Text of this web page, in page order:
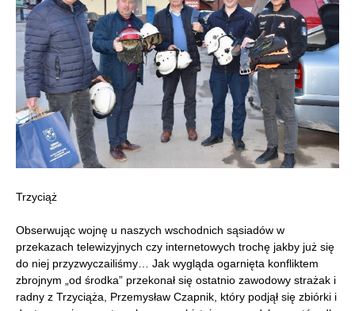
Trzyciąż
Obserwując wojnę u naszych wschodnich sąsiadów w
przekazach telewizyjnych czy internetowych trochę jakby już się
do niej przyzwyczailiśmy… Jak wygląda ogarnięta konfliktem
zbrojnym „od środka” przekonał się ostatnio zawodowy strażak i
radny z Trzyciąża, Przemysław Czapnik, który podjął się zbiórki i